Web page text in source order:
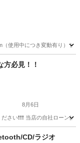
使用中につき変動有り）
方必見！！
8月6日
さい❗️❗️❗️ 当店の自社ロ
CD/ラジオ